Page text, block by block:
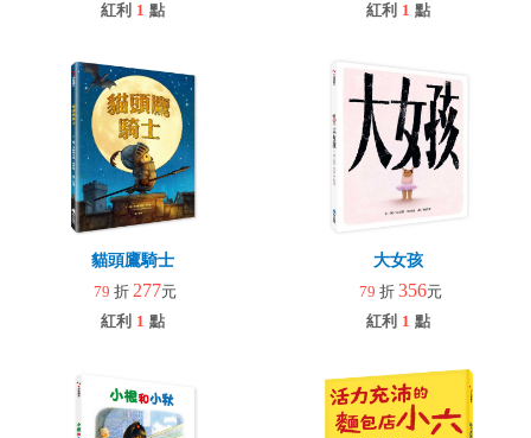
紅利 1 點
紅利 1 點
貓頭鷹騎士
79 折 277元
紅利 1 點
大女孩
79 折 356元
紅利 1 點